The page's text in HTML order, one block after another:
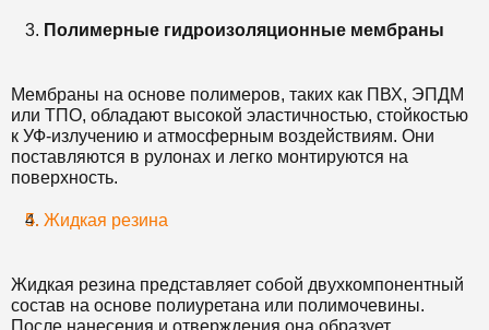
Полимерные гидроизоляционные мембраны
Мембраны на основе полимеров, таких как ПВХ, ЭПДМ
или ТПО, обладают высокой эластичностью, стойкостью
к УФ-излучению и атмосферным воздействиям. Они
поставляются в рулонах и легко монтируются на
поверхность.
Жидкая резина
Жидкая резина представляет собой двухкомпонентный
состав на основе полиуретана или полимочевины.
После нанесения и отверждения она образует